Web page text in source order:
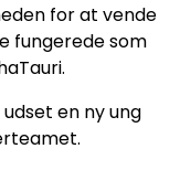
for at vende
fungerede som
en ny ung